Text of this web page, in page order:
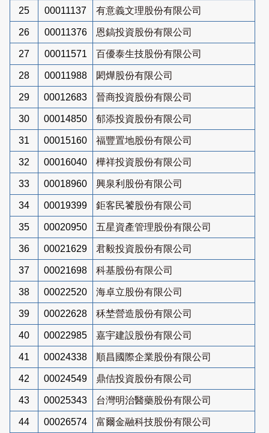
25 00011137 有意義文理股份有限公司
26 00011376 恩鎬投資股份有限公司
27 00011571 百優泰生技股份有限公司
28 00011988 閎燁股份有限公司
29 00012683 晉商投資股份有限公司
30 00014850 郁添投資股份有限公司
31 00015160 福豐置地股份有限公司
32 00016040 樺祥投資股份有限公司
33 00018960 興泉利股份有限公司
34 00019399 鉅客民饕股份有限公司
35 00020950 五星資產管理股份有限公司
36 00021629 君毅投資股份有限公司
37 00021698 科基股份有限公司
38 00022520 海卓立股份有限公司
39 00022628 秝埜營造股份有限公司
40 00022985 嘉宇建設股份有限公司
41 00024338 順昌國際企業股份有限公司
42 00024549 鼎佶投資股份有限公司
43 00025343 台灣明治醫藥股份有限公司
44 00026574 富爾金融科技股份有限公司